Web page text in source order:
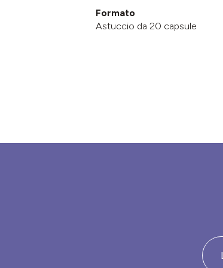
Formato
Astuccio da 20 capsule